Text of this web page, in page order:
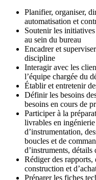
Planifier, organiser,
automatisation et
Soutenir les
au sein du bureau
Encadrer et
discipline
Interagir avec les
l’équipe chargée du
Établir et entretenir
Définir les besoins
besoins en cours de
Participer à la
livrables en
d’instrumentation,
boucles et de
d’instruments, détails
Rédiger des rapports,
construction et
Préparer les fiches